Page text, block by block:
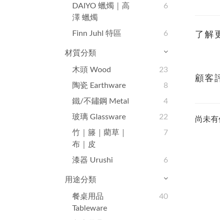
DAIYO 蠟燭｜高
澤 蠟燭
6
Finn Juhl 特區 6
材質分類
木頭 Wood
23
陶瓷 Earthware
8
鐵/不鏽鋼 Metal
4
玻璃 Glassware
22
竹｜籐｜藺草｜
布｜皮
7
漆器 Urushi 6
用途分類
餐桌用品
Tableware
40
了解
顧客
尚未